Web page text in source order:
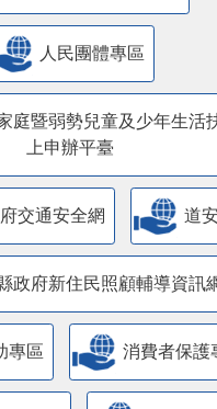
人民團體專區
庭暨弱勢兒童及少年生活
上申辦平臺
交通安全網 道
政府新住民照顧輔導資訊
專區 消費者保護